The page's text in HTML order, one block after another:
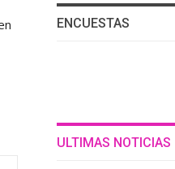
ENCUESTAS
ULTIMAS NOTICIAS